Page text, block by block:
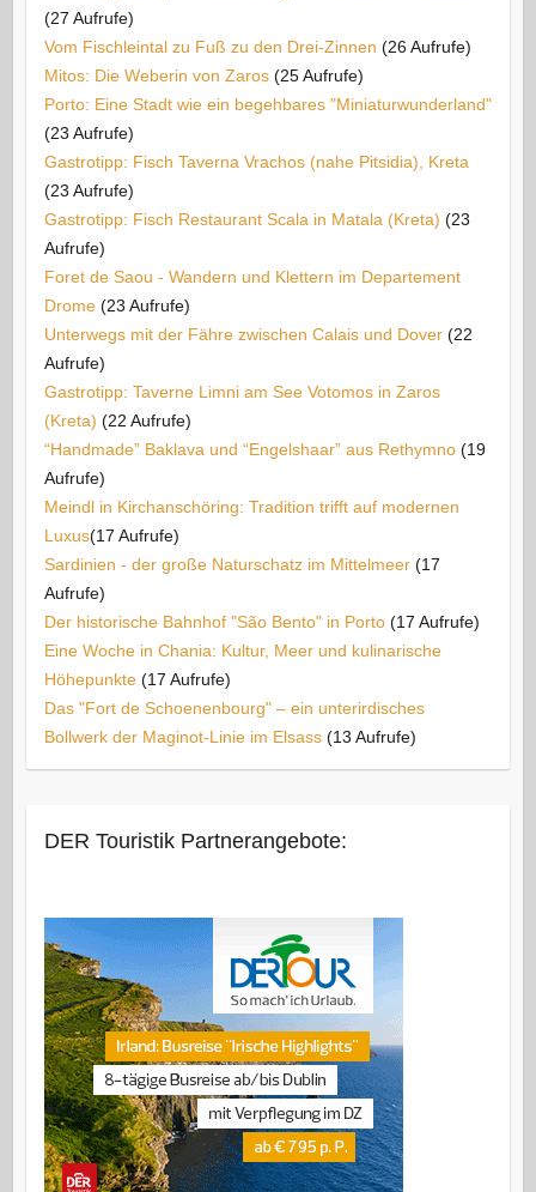
(27 Aufrufe)
Vom Fischleintal zu Fuß zu den Drei-Zinnen (26 Aufrufe)
Mitos: Die Weberin von Zaros (25 Aufrufe)
Porto: Eine Stadt wie ein begehbares "Miniaturwunderland"
(23 Aufrufe)
Gastrotipp: Fisch Taverna Vrachos (nahe Pitsidia), Kreta
(23 Aufrufe)
Gastrotipp: Fisch Restaurant Scala in Matala (Kreta) (23
Aufrufe)
Foret de Saou - Wandern und Klettern im Departement
Drome (23 Aufrufe)
Unterwegs mit der Fähre zwischen Calais und Dover (22
Aufrufe)
Gastrotipp: Taverne Limni am See Votomos in Zaros
(Kreta) (22 Aufrufe)
“Handmade” Baklava und “Engelshaar” aus Rethymno (19
Aufrufe)
Meindl in Kirchanschöring: Tradition trifft auf modernen
Luxus​(17 Aufrufe)
Sardinien - der große Naturschatz im Mittelmeer (17
Aufrufe)
Der historische Bahnhof "São Bento" in Porto (17 Aufrufe)
Eine Woche in Chania: Kultur, Meer und kulinarische
Höhepunkte (17 Aufrufe)
Das "Fort de Schoenenbourg" – ein unterirdisches
Bollwerk der Maginot-Linie im Elsass (13 Aufrufe)
DER Touristik Partnerangebote: